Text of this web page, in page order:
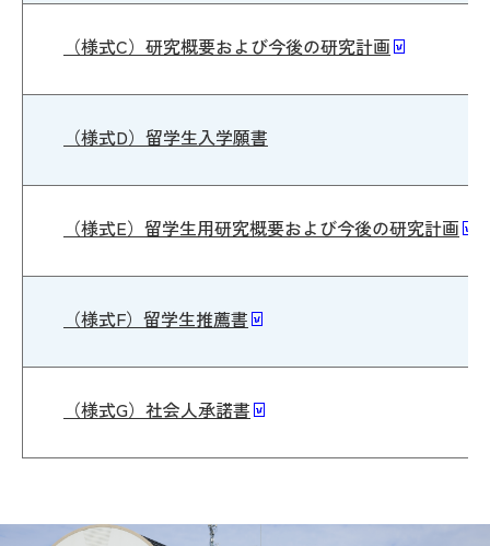
（様式C）研究概要および今後の研究計画
（様式D）留学生入学願書
（様式E）留学生用研究概要および今後の研究計画
（様式F）留学生推薦書
（様式G）社会人承諾書